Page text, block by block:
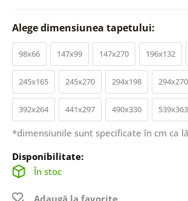
Alege dimensiunea tapetului:
98x66 147x99 147x270 196x132
245x165 245x270 294x198 294x270
392x264 441x297 490x330 539x363
*dimensiunile sunt specificate în cm ca
Disponibilitate:
În stoc
Adaugă la favorite